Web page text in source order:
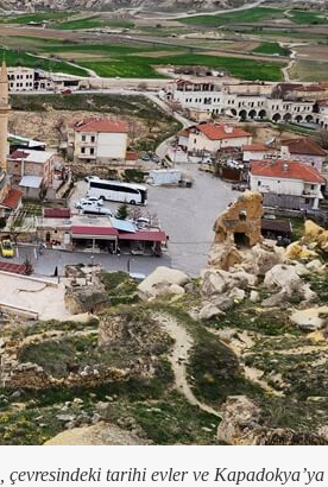
tarihi evler ve Kapadokya’ya